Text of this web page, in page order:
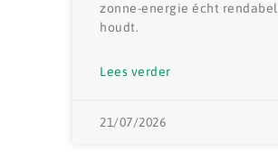
zonne-energie écht rendabel
houdt.
Lees verder
21/07/2026